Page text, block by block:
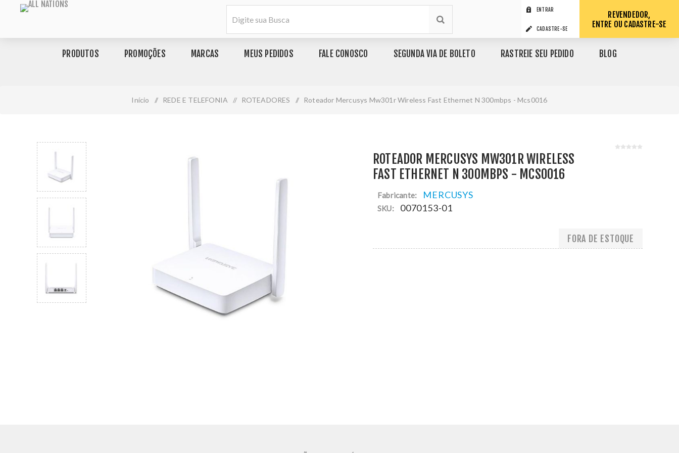
ENTRAR
CADASTRE-SE
REVENDEDOR,
ENTRE OU CADASTRE-SE
PRODUTOS PROMOÇÕES MARCAS MEUS PEDIDOS FALE CONOSCO SEGUNDA VIA DE BOLETO RASTREIE SEU PEDIDO BLOG
Início / REDE E TELEFONIA / ROTEADORES / Roteador Mercusys Mw301r Wireless Fast Ethernet N 300mbps - Mcs0016
ROTEADOR MERCUSYS MW301R WIRELESS
FAST ETHERNET N 300MBPS - MCS0016
Fabricante: MERCUSYS
SKU: 0070153-01
FORA DE ESTOQUE